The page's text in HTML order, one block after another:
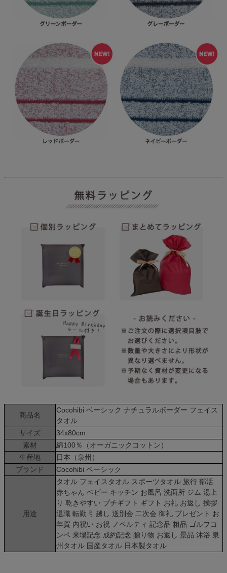
商品名
Cocohibi ベーシック ナチュラルボーダー フェイス
タオル
サイズ
34x80cm
素材
綿100％（オーガニックコットン）
生産地
日本（泉州）
ブランド
Cocohibi ベーシック
用途
タオル フェイスタオル スポーツタオル 旅行 部活
赤ちゃん ベビー キッチン お風呂 洗面所 ジム 湯上
り 乾きやすい プチギフト ギフト お礼 お返し 挨拶
退職 転勤 引越し 送別会 二次会 御礼 プレゼント お
年賀 内祝い お祝 ノベルティ 記念品 粗品 ゴルフコ
ンペ 来場記念 成約記念 贈り物 お返し 景品 沐浴 泉
州タオル 国産タオル 日本製タオル